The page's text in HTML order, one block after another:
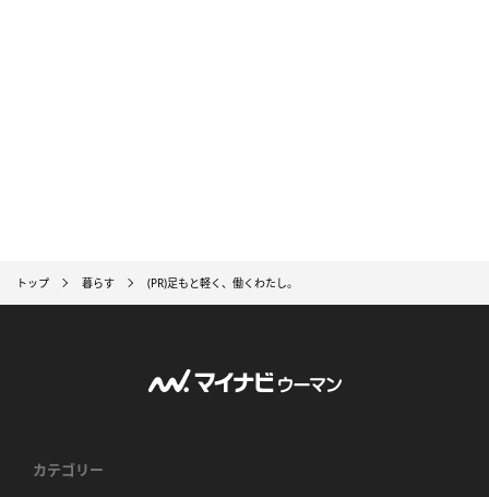
トップ 暮らす (PR)足もと軽く、働くわたし。
カテゴリー